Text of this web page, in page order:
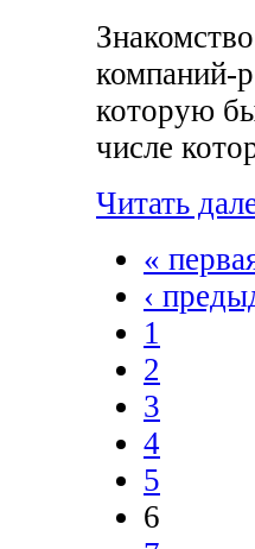
компаний-
которую
числе
Читать
«
‹
1
2
3
4
5
6